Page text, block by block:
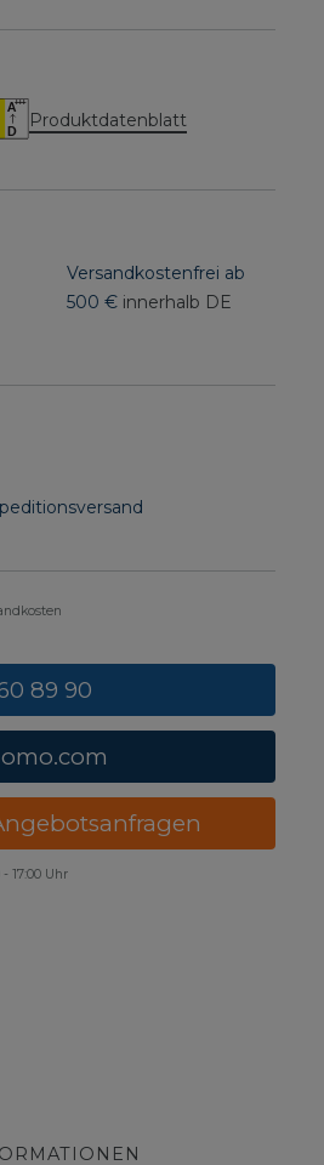
Produktdatenblatt
Versandkostenfrei ab
500 € innerhalb DE
89 90
- 17:00 Uhr